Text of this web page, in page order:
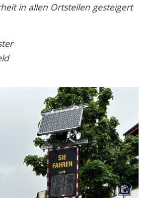
Kontraste
in allen Ortsteilen gesteigert